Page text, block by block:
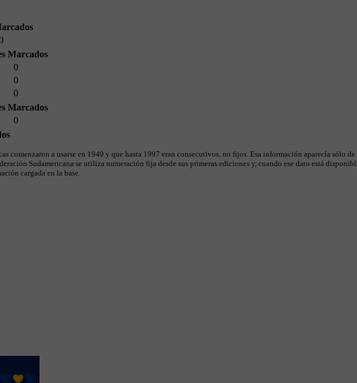
Marcados
0
0
0
Marcados
0
comenzaron a usarse en 1949 y que hasta 1997 eran consecutivos, no fijos. Esa información aparecía sólo
Sudamericana se utiliza numeración fija desde sus primeras ediciones y, cuando ese dato está
cargada en la base.